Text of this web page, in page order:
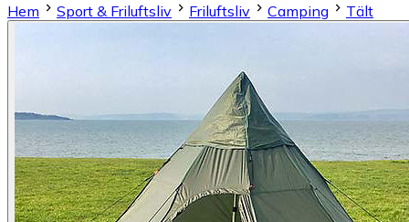
Hem
Sport & Friluftsliv Friluftsliv Camping Tält